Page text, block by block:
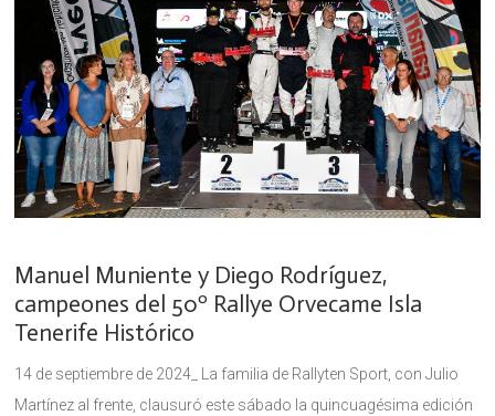
Manuel Muniente y Diego Rodríguez,
campeones del 50º Rallye Orvecame Isla
Tenerife Histórico
14 de septiembre de 2024_ La familia de Rallyten Sport, con Julio
Martínez al frente, clausuró este sábado la quincuagésima edición